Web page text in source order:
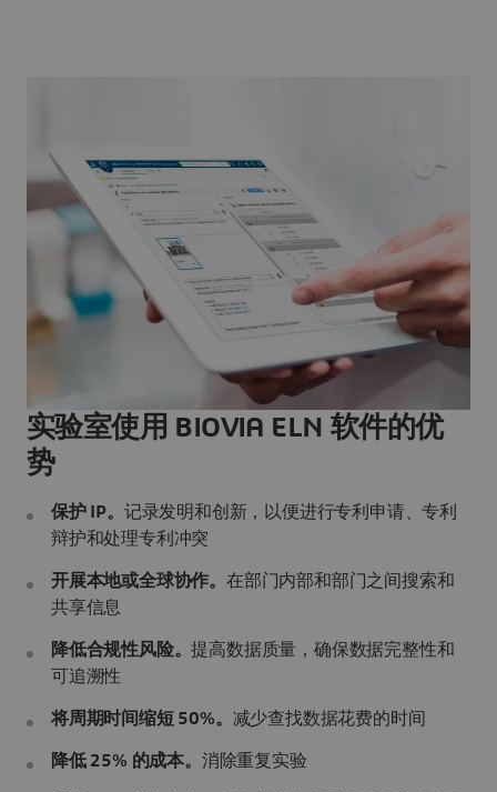
实验室使用 BIOVIA ELN 软件的优
势
保护 IP。 记录发明和创新，以便进行专利申请、专利
辩护和处理专利冲突
开展本地或全球协作。 在部门内部和部门之间搜索和
共享信息
降低合规性风险。提高数据质量，确保数据完整性和
可追溯性
将周期时间缩短 50%。 减少查找数据花费的时间
降低 25% 的成本。 消除重复实验